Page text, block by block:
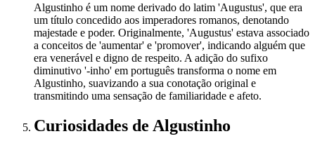
Algustinho é um nome derivado do latim 'Augustus', que era
um título concedido aos imperadores romanos, denotando
majestade e poder. Originalmente, 'Augustus' estava associado
a conceitos de 'aumentar' e 'promover', indicando alguém que
era venerável e digno de respeito. A adição do sufixo
diminutivo '-inho' em português transforma o nome em
Algustinho, suavizando a sua conotação original e
transmitindo uma sensação de familiaridade e afeto.
Curiosidades de Algustinho